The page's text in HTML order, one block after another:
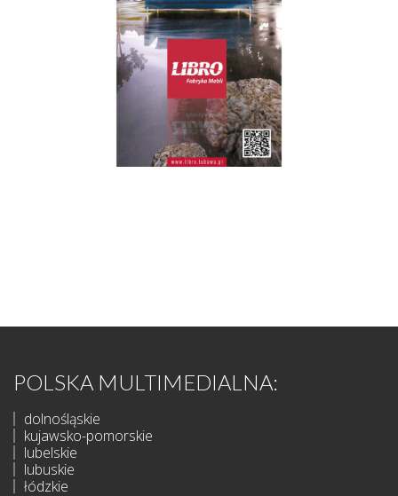
POLSKA MULTIMEDIALNA:
dolnośląskie
kujawsko-pomorskie
lubelskie
lubuskie
łódzkie